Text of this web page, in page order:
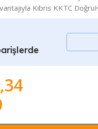
Kıbrıs KKTC